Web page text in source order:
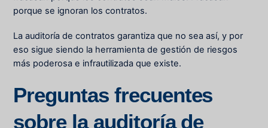
porque se ignoran los contratos.
La auditoría de contratos garantiza que no sea así, y por
eso sigue siendo la herramienta de gestión de riesgos
más poderosa e infrautilizada que existe.
Preguntas frecuentes
sobre la auditoría de